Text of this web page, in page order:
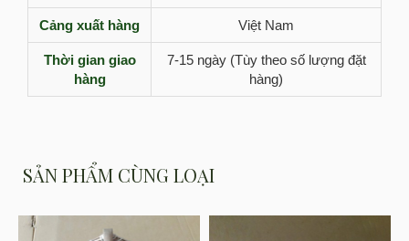
Cảng xuất hàng Việt Nam
Thời gian giao
hàng
7-15 ngày (Tùy theo số lượng đặt
hàng)
SẢN PHẨM CÙNG LOẠI